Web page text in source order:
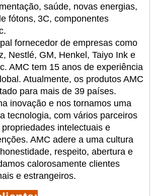
saúde, novas energias,
fótons, 3C, componentes
fornecedor de empresas como
Nestlé, GM, Henkel, Taiyo Ink e
AMC tem 15 anos de experiência
Atualmente, os produtos AMC
para mais de 39 países.
inovação e nos tornamos uma
tecnologia, com vários parceiros
propriedades intelectuais e
AMC adere a uma cultura
respeito, abertura e
calorosamente clientes
e estrangeiros.